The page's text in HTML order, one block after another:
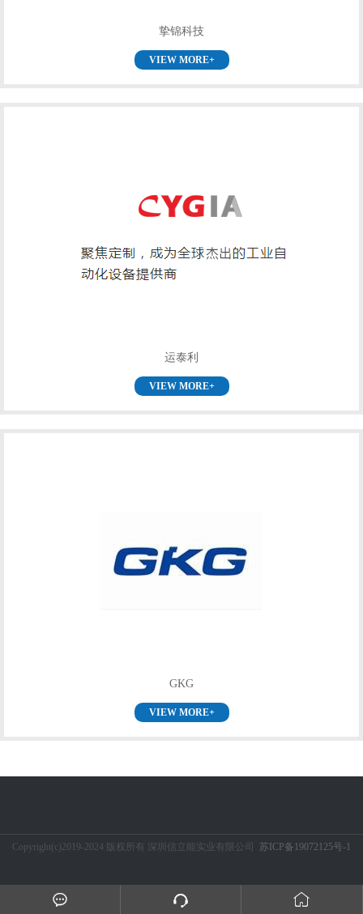
挚锦科技
VIEW MORE+
运泰利
VIEW MORE+
GKG
VIEW MORE+
Copyright(c)2019-2024 版权所有 深圳信立能实业有限公司 苏ICP备19072125号-1
  